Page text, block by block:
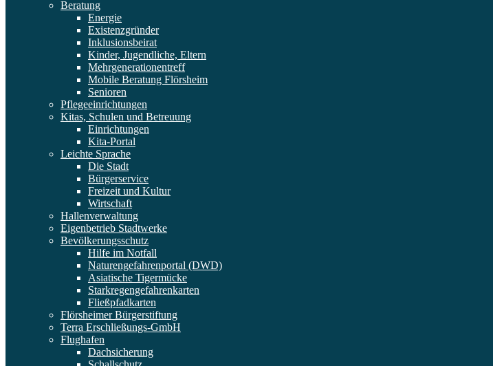
Beratung
Energie
Existenzgründer
Inklusionsbeirat
Kinder, Jugendliche, Eltern
Mehrgenerationentreff
Mobile Beratung Flörsheim
Senioren
Pflegeeinrichtungen
Kitas, Schulen und Betreuung
Einrichtungen
Kita-Portal
Leichte Sprache
Die Stadt
Bürgerservice
Freizeit und Kultur
Wirtschaft
Hallenverwaltung
Eigenbetrieb Stadtwerke
Bevölkerungsschutz
Hilfe im Notfall
Naturengefahrenportal (DWD)
Asiatische Tigermücke
Starkregengefahrenkarten
Fließpfadkarten
Flörsheimer Bürgerstiftung
Terra Erschließungs-GmbH
Flughafen
Dachsicherung